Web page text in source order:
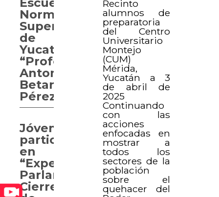
Recinto
alumnos de
preparatoria
del Centro
Universitario
Montejo
(CUM)
Mérida,
Yucatán a 3
de abril de
2025
Continuando
con las
acciones
enfocadas en
mostrar a
todos los
sectores de la
población
sobre el
quehacer del
Normal
Superior
de
Yucatán
“Profesor
Antonio
Betancourt
Pérez”
Jóvenes
participan
en
“Experiencia
Parlamentaria.
Cierre